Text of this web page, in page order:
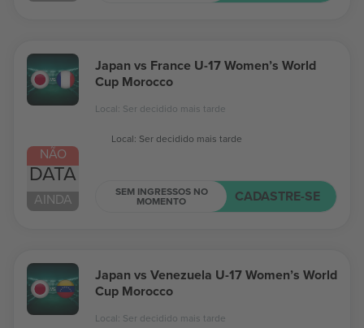
NÃO
DATA
AINDA
Japan vs France U-17 Women’s World
Cup Morocco
Local: Ser decidido mais tarde
Local: Ser decidido mais tarde
SEM INGRESSOS NO
MOMENTO CADASTRE-SE
Japan vs Venezuela U-17 Women’s World
Cup Morocco
Local: Ser decidido mais tarde